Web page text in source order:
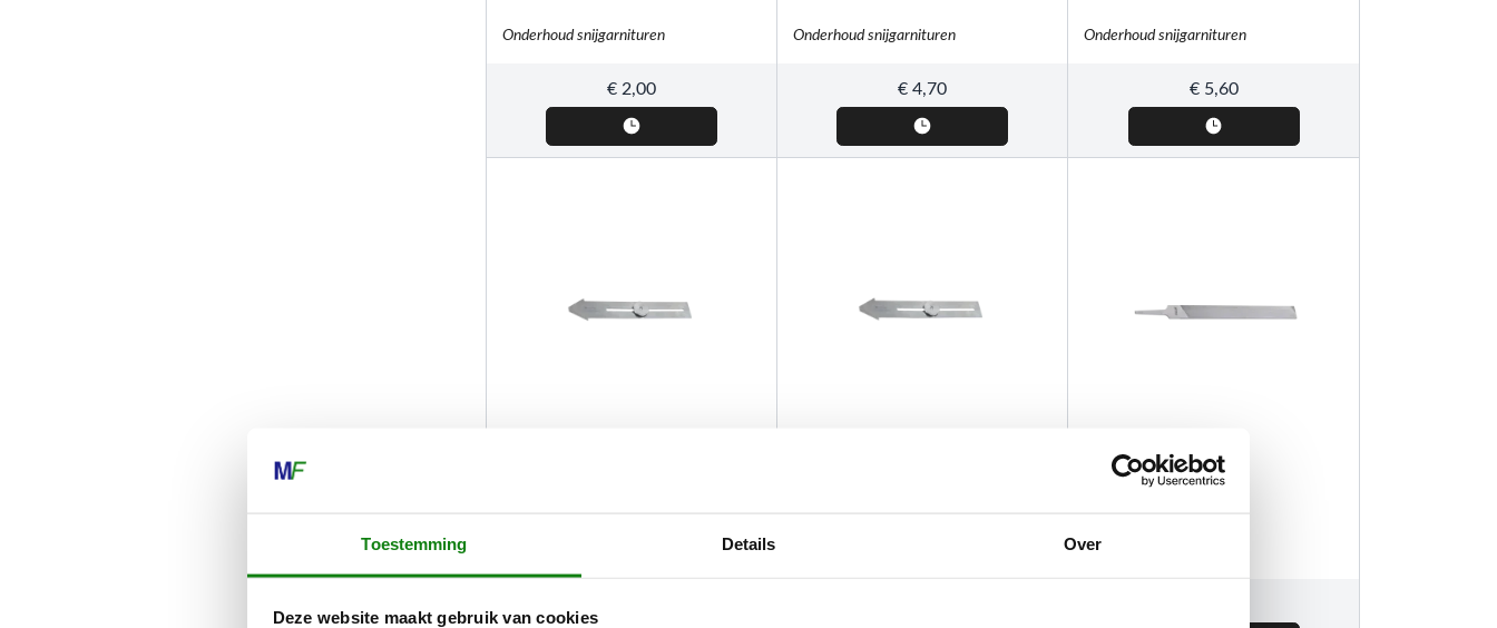
Toestemming Details Over
Deze website maakt gebruik van cookies
Onderhoud snijgarnituren
€2,00
Onderhoud snijgarnituren
€4,70
Onderhoud snijgarnituren
€5,60
STIHL
Molenzaagvijl
Onderhoud snijgarnituren